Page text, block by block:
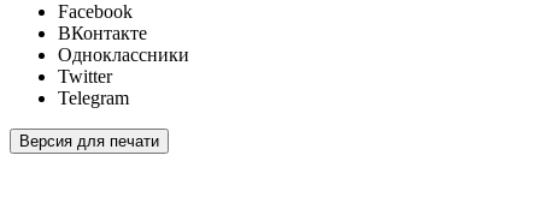
Facebook
ВКонтакте
Одноклассники
Twitter
Telegram
Версия для печати